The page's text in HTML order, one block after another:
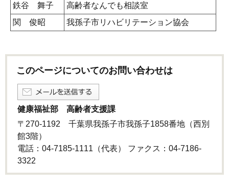
鉄谷 舞子
高齢者なんでも相談室
関 俊昭
我孫子市リハビリテーション協会
このページについてのお問い合わせは
健康福祉部 高齢者支援課
〒270-1192 千葉県我孫子市我孫子1858番地（西別
館3階）
電話：04-7185-1111（代表） ファクス：04-7186-
3322